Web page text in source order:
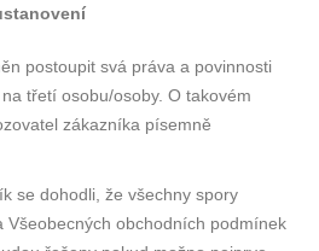
postoupit svá práva a povinnosti
třetí osobu/osoby. O takovém
zákazníka písemně
se dohodli, že všechny spory
Všeobecných obchodních podmínek